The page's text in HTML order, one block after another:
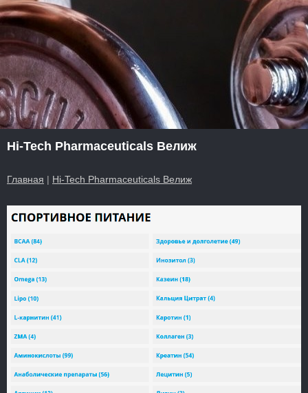
Hi-Tech Pharmaceuticals Велиж
Главная | Hi-Tech Pharmaceuticals Велиж